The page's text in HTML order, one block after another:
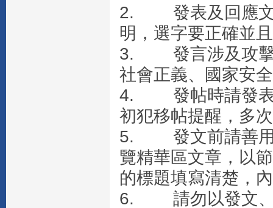
2. 發表及回應文
明，選字要正確並
3. 發言涉及攻擊
社會正義、國家安
4. 發帖時請發表
初犯移帖提醒，多
5. 發文前請善用
覽精華區文章，以
的標題填寫清楚，
6. 請勿以發文、